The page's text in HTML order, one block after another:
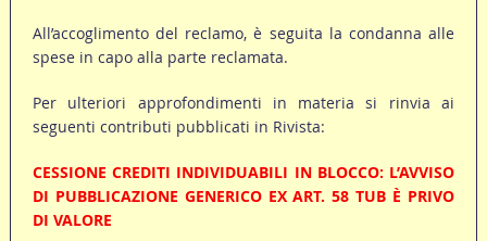
All’accoglimento del reclamo, è seguita la condanna alle
spese in capo alla parte reclamata.
Per ulteriori approfondimenti in materia si rinvia ai
seguenti contributi pubblicati in Rivista:
CESSIONE CREDITI INDIVIDUABILI IN BLOCCO: L’AVVISO
DI PUBBLICAZIONE GENERICO EX ART. 58 TUB È PRIVO
DI VALORE